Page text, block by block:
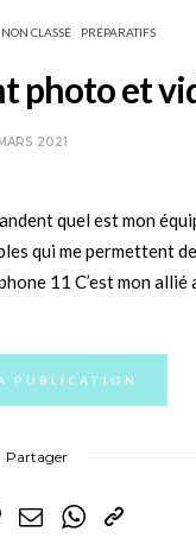
NON CLASSÉ PRÉPARATIFS
photo et
2021
quel est mon
qui me permettent
11 C’est mon allié
PUBLICATION
Partager